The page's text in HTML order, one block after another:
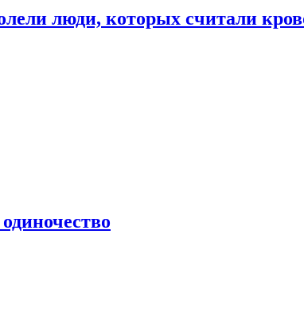
люди, которых считали